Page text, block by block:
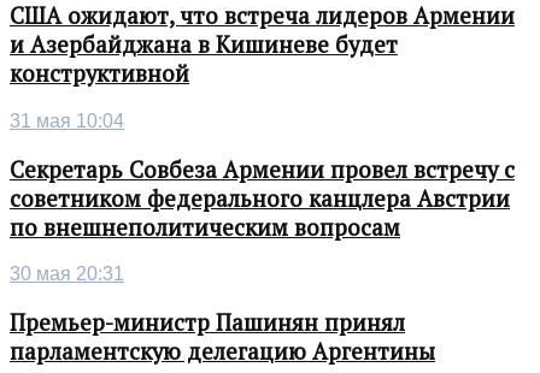
США ожидают, что встреча лидеров Армении
и Азербайджана в Кишиневе будет
конструктивной
31 мая 10:04
Секретарь Совбеза Армении провел встречу с
советником федерального канцлера Австрии
по внешнеполитическим вопросам
30 мая 20:31
Премьер-министр Пашинян принял
парламентскую делегацию Аргентины